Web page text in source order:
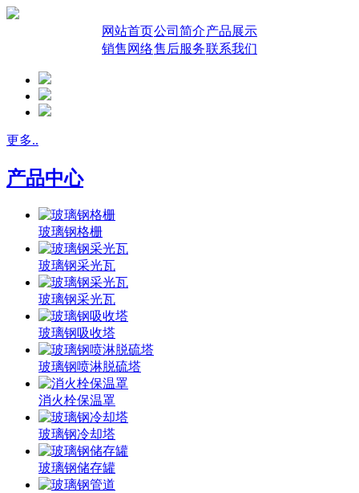
网站首页公司简介产品展示
销售网络售后服务联系我们
更多..
产品中心
玻璃钢格栅
玻璃钢采光瓦
玻璃钢采光瓦
玻璃钢吸收塔
玻璃钢喷淋脱硫塔
消火栓保温罩
玻璃钢冷却塔
玻璃钢储存罐